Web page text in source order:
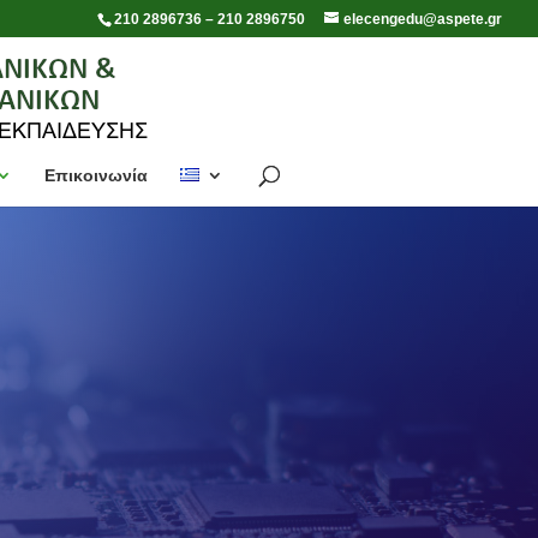
210 2896736 – 210 2896750 elecengedu@aspete.gr
Επικοινωνία